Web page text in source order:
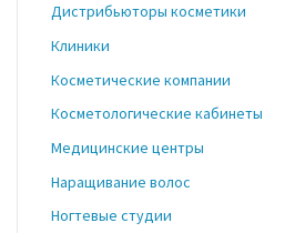
Дистрибьюторы косметики
Клиники
Косметические компании
Косметологические кабинеты
Медицинские центры
Наращивание волос
Ногтевые студии